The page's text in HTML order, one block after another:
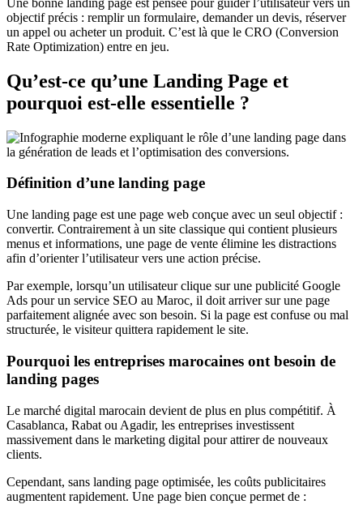
objectif précis : remplir un formulaire, demander un devis, réserver
un appel ou acheter un produit. C’est là que le CRO (Conversion
Rate Optimization) entre en jeu.
Qu’est-ce qu’une Landing Page et
pourquoi est-elle essentielle ?
Définition d’une landing page
Une landing page est une page web conçue avec un seul objectif :
convertir. Contrairement à un site classique qui contient plusieurs
menus et informations, une page de vente élimine les distractions
afin d’orienter l’utilisateur vers une action précise.
Par exemple, lorsqu’un utilisateur clique sur une publicité Google
Ads pour un service SEO au Maroc, il doit arriver sur une page
parfaitement alignée avec son besoin. Si la page est confuse ou mal
structurée, le visiteur quittera rapidement le site.
Pourquoi les entreprises marocaines ont besoin de
landing pages
Le marché digital marocain devient de plus en plus compétitif. À
Casablanca, Rabat ou Agadir, les entreprises investissent
massivement dans le marketing digital pour attirer de nouveaux
clients.
Cependant, sans landing page optimisée, les coûts publicitaires
augmentent rapidement. Une page bien conçue permet de :